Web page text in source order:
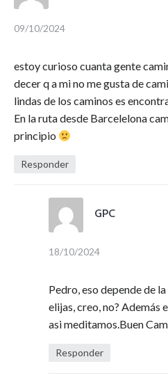
09/10/2024
estoy curioso cuanta gente
decer q a mi no me gusta de
lindas de los caminos es
En la ruta desde Barcelelona
principio
Responder
GPC
18/10/2024
Pedro, eso depende de
elijas, creo, no? Además
asi meditamos.Buen
Responder